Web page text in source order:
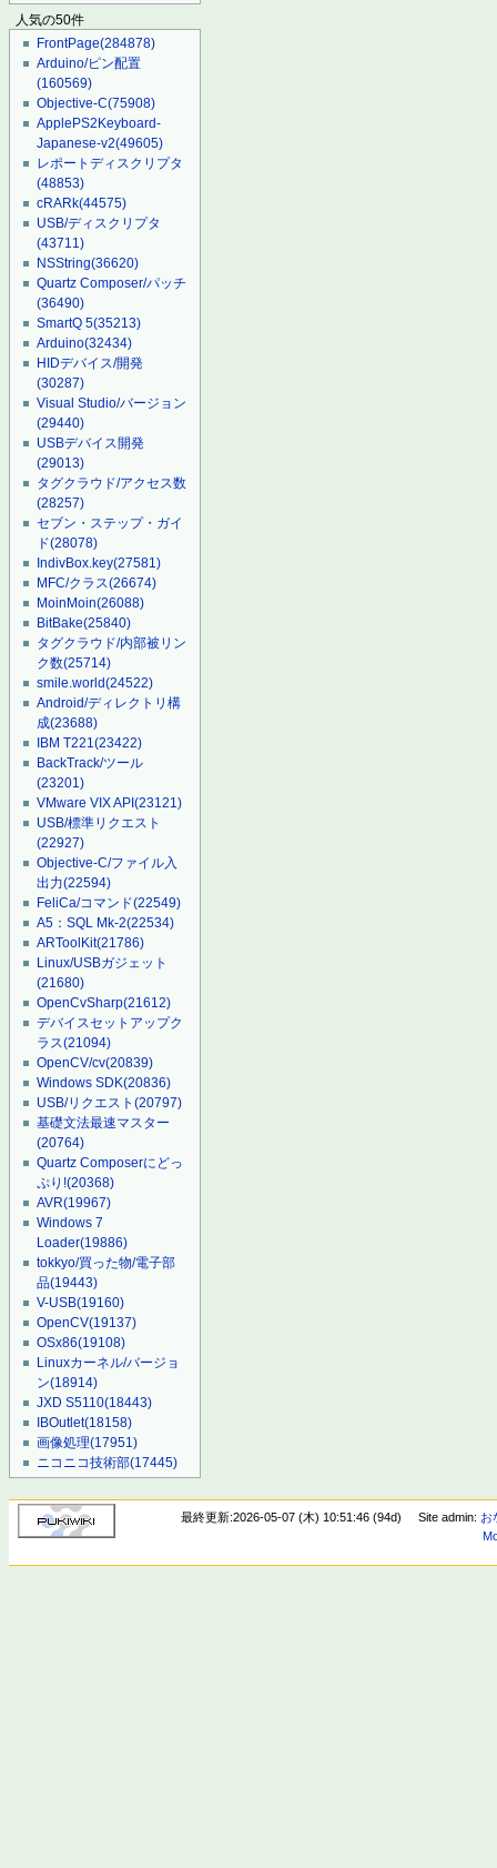
人気の50件
FrontPage(284878)
Arduino/ピン配置
(160569)
Objective-C(75908)
ApplePS2Keyboard-
Japanese-v2(49605)
レポートディスクリプタ
(48853)
cRARk(44575)
USB/ディスクリプタ
(43711)
NSString(36620)
Quartz Composer/パッチ
(36490)
SmartQ 5(35213)
Arduino(32434)
HIDデバイス/開発
(30287)
Visual Studio/バージョン
(29440)
USBデバイス開発
(29013)
タグクラウド/アクセス数
(28257)
セブン・ステップ・ガイ
ド(28078)
IndivBox.key(27581)
MFC/クラス(26674)
MoinMoin(26088)
BitBake(25840)
タグクラウド/内部被リン
ク数(25714)
smile.world(24522)
Android/ディレクトリ構
成(23688)
IBM T221(23422)
BackTrack/ツール
(23201)
VMware VIX API(23121)
USB/標準リクエスト
(22927)
Objective-C/ファイル入
出力(22594)
FeliCa/コマンド(22549)
A5：SQL Mk-2(22534)
ARToolKit(21786)
Linux/USBガジェット
(21680)
OpenCvSharp(21612)
デバイスセットアップク
ラス(21094)
OpenCV/cv(20839)
Windows SDK(20836)
USB/リクエスト(20797)
基礎文法最速マスター
(20764)
Quartz Composerにどっ
ぷり!(20368)
AVR(19967)
Windows 7
Loader(19886)
tokkyo/買った物/電子部
品(19443)
V-USB(19160)
OpenCV(19137)
OSx86(19108)
Linuxカーネル/バージョ
ン(18914)
JXD S5110(18443)
IBOutlet(18158)
画像処理(17951)
ニコニコ技術部(17445)
最終更新:2026-05-07 (木) 10:51:46 (94d) Site admin: お